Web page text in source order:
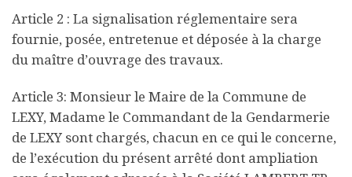
Article 2 : La signalisation réglementaire sera
fournie, posée, entretenue et déposée à la charge
du maître d’ouvrage des travaux.
Article 3: Monsieur le Maire de la Commune de
LEXY, Madame le Commandant de la Gendarmerie
de LEXY sont chargés, chacun en ce qui le concerne,
de l’exécution du présent arrêté dont ampliation